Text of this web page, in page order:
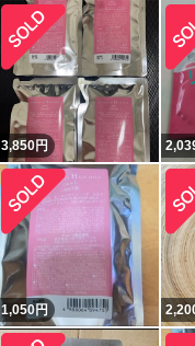
3,850円
1,050円